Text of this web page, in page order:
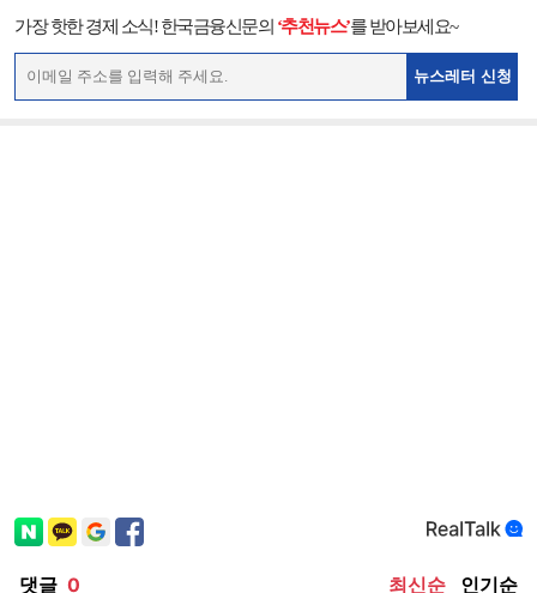
가장 핫한 경제 소식! 한국금융신문의 ‘추천뉴스’를 받아보세요~
뉴스레터 신청